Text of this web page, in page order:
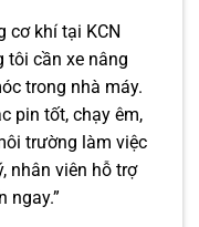
cơ khí tại KCN
tôi cần xe nâng
trong nhà máy.
pin tốt, chạy êm,
trường làm việc
nhân viên hỗ trợ
ngay.”